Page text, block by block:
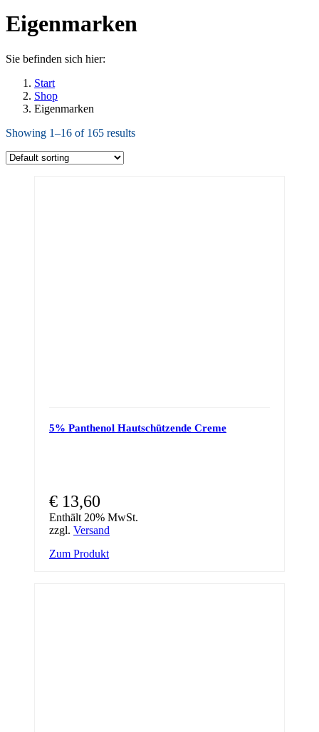
Eigenmarken
Sie befinden sich hier:
Start
Shop
Eigenmarken
Showing 1–16 of 165 results
5% Panthenol Hautschützende Creme
€ 13,60
Enthält 20% MwSt.
zzgl. Versand
Zum Produkt